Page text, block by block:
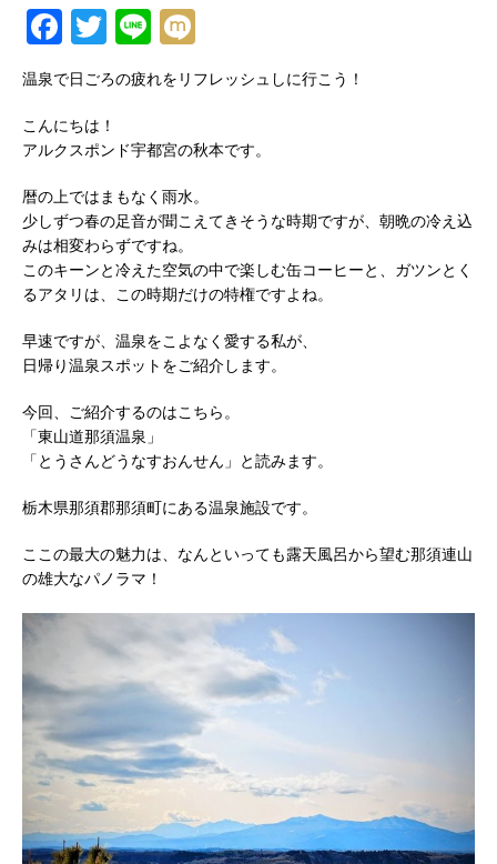
F
a
c
e
b
o
o
k
T
w
it
te
r
Li
n
e
ix
i
温泉で日ごろの疲れをリフレッシュしに行こう！
こんにちは！
アルクスポンド宇都宮の秋本です。
暦の上ではまもなく雨水。
少しずつ春の足音が聞こえてきそうな時期ですが、朝晩の冷え込
みは相変わらずですね。
このキーンと冷えた空気の中で楽しむ缶コーヒーと、ガツンとく
るアタリは、この時期だけの特権ですよね。
早速ですが、温泉をこよなく愛する私が、
日帰り温泉スポットをご紹介します。
今回、ご紹介するのはこちら。
「東山道那須温泉」
「とうさんどうなすおんせん」と読みます。
栃木県那須郡那須町にある温泉施設です。
ここの最大の魅力は、なんといっても露天風呂から望む那須連山
の雄大なパノラマ！